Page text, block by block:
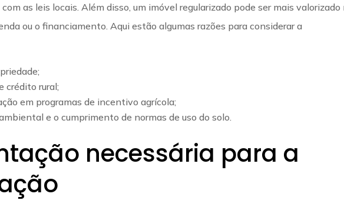
as leis locais. Além disso, um imóvel regularizado pode ser mais valorizado
ou o financiamento. Aqui estão algumas razões para considerar a
crédito rural;
em programas de incentivo agrícola;
e o cumprimento de normas de uso do solo.
necessária para a